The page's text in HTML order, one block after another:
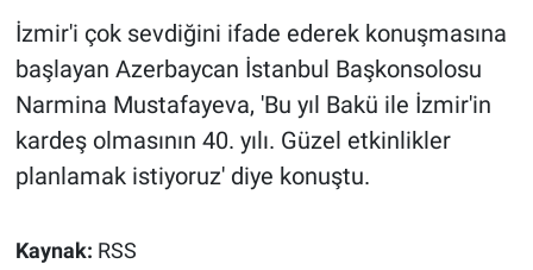
İzmir'i çok sevdiğini ifade ederek konuşmasına
başlayan Azerbaycan İstanbul Başkonsolosu
Narmina Mustafayeva, 'Bu yıl Bakü ile İzmir'in
kardeş olmasının 40. yılı. Güzel etkinlikler
planlamak istiyoruz' diye konuştu.
Kaynak: RSS